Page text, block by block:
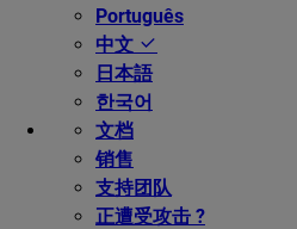
Português
中文
日本語
한국어
文档
销售
支持团队
正遭受攻击 ?